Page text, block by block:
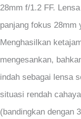
28mm f/1.2 FF.
panjang fokus 28mm
Menghasilkan
mengesankan,
indah sebagai lensa
situasi rendah
(bandingkan dengan